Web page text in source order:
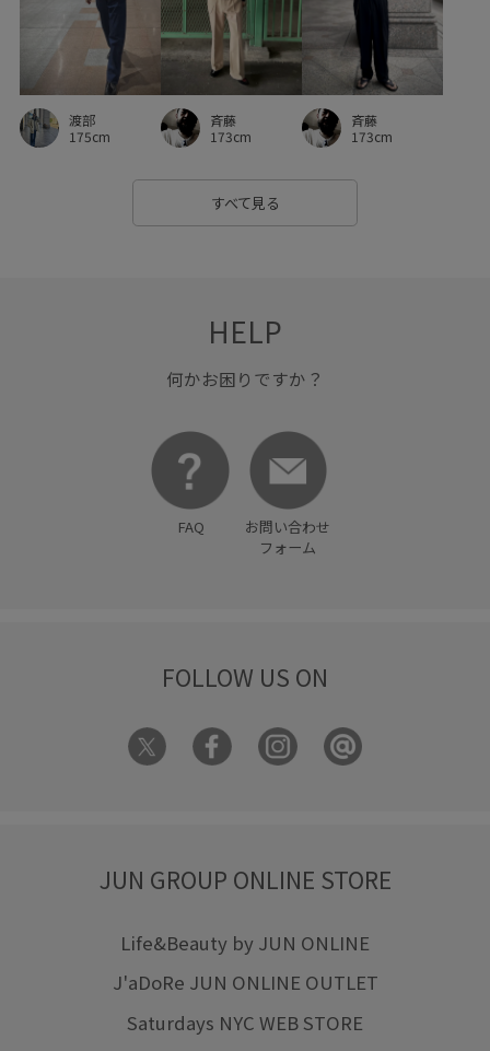
渡部
175cm
斉藤
173cm
斉藤
173cm
すべて見る
HELP
何かお困りですか？
FAQ
お問い合わせ
フォーム
FOLLOW US ON
JUN GROUP ONLINE STORE
Life&Beauty by JUN ONLINE
J'aDoRe JUN ONLINE OUTLET
Saturdays NYC WEB STORE